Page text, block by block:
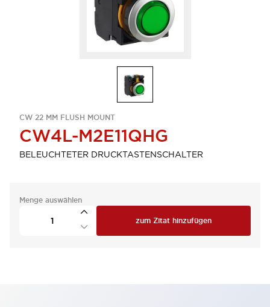
CW 22 MM FLUSH MOUNT
CW4L-M2E11QHG
BELEUCHTETER DRUCKTASTENSCHALTER
Menge auswählen
zum Zitat hinzufügen